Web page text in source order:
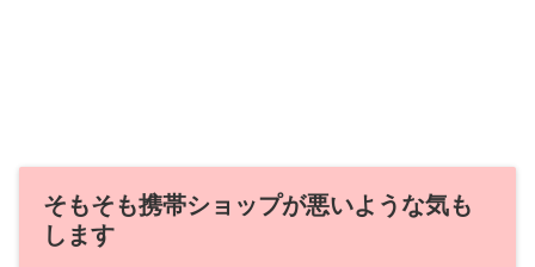
そもそも携帯ショップが悪いような気も
します